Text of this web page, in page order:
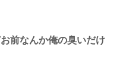
前なんか俺の臭いだけ